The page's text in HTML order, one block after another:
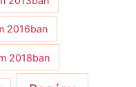
2016ban
2018ban